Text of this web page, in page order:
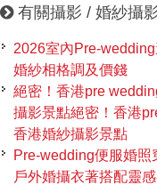
有關攝影 / 婚紗攝
2026室內Pre-
婚紗相格調及價錢
絕密！香港pre
攝影景點絕密！香港
香港婚紗攝影景點
Pre-wedding便服婚照
戶外婚攝衣著搭配靈